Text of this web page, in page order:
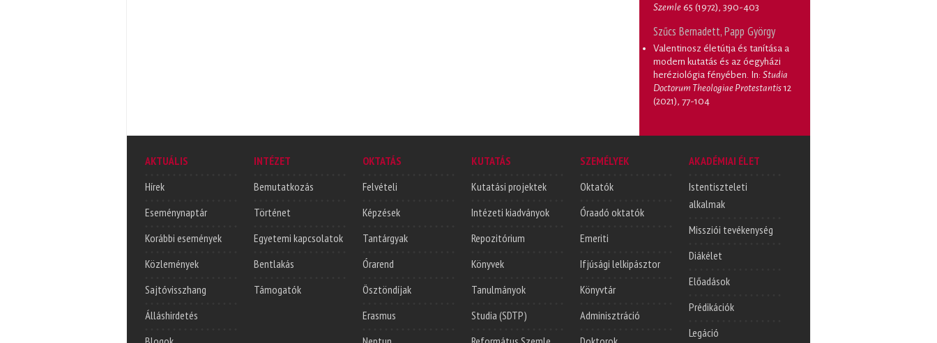
Szemle 65 (1972), 390-403
Szűcs Bernadett, Papp György
Valentinosz életútja és tanítása a
modern kutatás és az óegyházi
heréziológia fényében. In: Studia
Doctorum Theologiae Protestantis12
(2021), 77-104
AKTUÁLIS
Hírek
Eseménynaptár
Korábbi események
Közlemények
Sajtóvisszhang
Álláshirdetés
INTÉZET
Bemutatkozás
Történet
Egyetemi kapcsolatok
Bentlakás
Támogatók
OKTATÁS
Felvételi
Képzések
Tantárgyak
Órarend
Ösztöndíjak
Erasmus
KUTATÁS
Kutatási projektek
Intézeti kiadványok
Repozitórium
Könyvek
Tanulmányok
Studia (SDTP)
SZEMÉLYEK
Oktatók
Óraadó oktatók
Emeriti
Ifjúsági lelkipásztor
Könyvtár
Adminisztráció
AKADÉMIAI ÉLET
Istentiszteleti
alkalmak
Missziói tevékenység
Diákélet
Előadások
Prédikációk
Legáció